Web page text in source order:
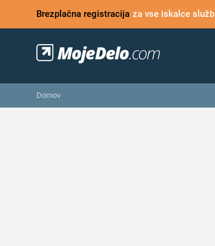
Brezplačna registracija za vse iskalce služb
Domov